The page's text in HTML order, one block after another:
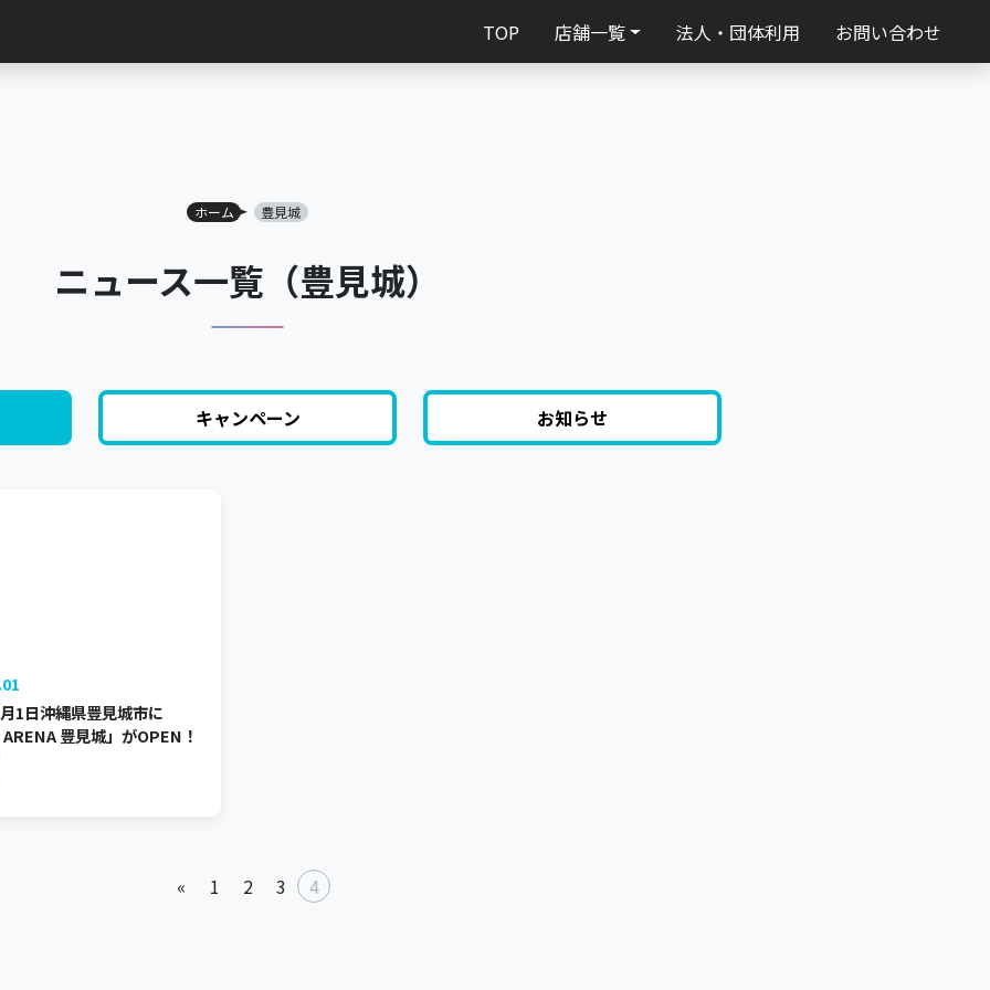
TOP 店舗一覧 法人・団体利用 お問い合わせ
ホーム 豊見城
ニュース一覧（豊見城）
キャンペーン お知らせ
1日沖縄県豊見城市に
ARENA 豊見城」がOPEN！
« 1 2 3 4